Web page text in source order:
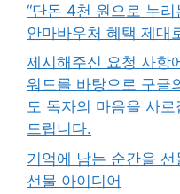
“단돈 4천 원으로 누
안마바우처 혜택 제대
제시해주신 요청 사항
워드를 바탕으로 구글
도 독자의 마음을 사
드립니다.
기억에 남는 순간을
선물 아이디어